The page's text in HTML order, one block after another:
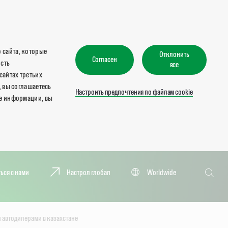
которые
третьих
соглашаетесь
информации, вы
Согласен
Отклонить
все
Настроить предпочтения по файлам cookie
с нами Кастрол глобал
Worldwide
Поиск
в казахстане